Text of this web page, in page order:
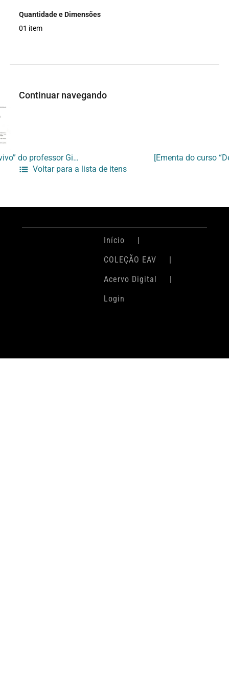
Quantidade e Dimensões
01 item
Continuar navegando
[Ementa do curso “Modelo vivo” do professor Gianguido Bonfanti]
Voltar para a lista de itens
Início
COLEÇÃO EAV
Acervo Digital
Login